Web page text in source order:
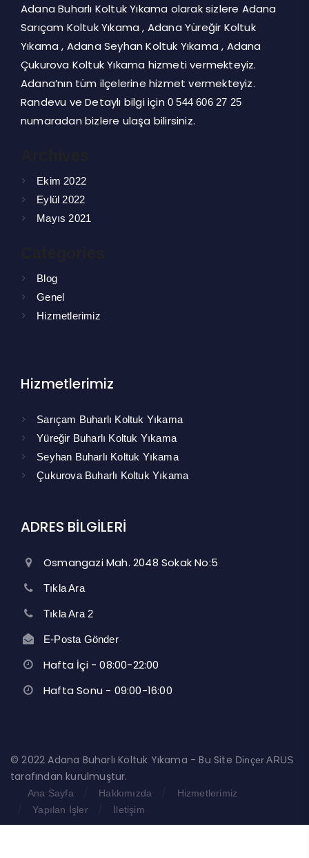
Adana Buharlı Koltuk Yıkama olarak sizlere Adana
Sarıçam Koltuk Yıkama , Adana Yüreğir Koltuk
Yıkama , Adana Seyhan Koltuk Yıkama , Adana
Çukurova Koltuk Yıkama hizmeti vermekteyiz.
Adana’nın tüm ilçelerine hizmet vermekteyiz.
Randevu ve Detaylı bilgi için 0 544 606 27 25
numaradan bizlere ulaşa bilirsiniz.
Ekim 2022
Eylül 2022
Mayıs 2021
Blog
Genel
Hizmetlerimiz
Hizmetlerimiz
Sarıçam Buharlı Koltuk Yıkama
Yüreğir Buharlı Koltuk Yıkama
Seyhan Buharlı Koltuk Yıkama
Çukurova Buharlı Koltuk Yıkama
ADRES BİLGİLERİ
Osmangazi Mah. 2048 Sokak No:5
Tıkla Ara
Tıkla Ara 2
E-Posta Gönder
Hafta İçi - 08:00-22:00
Hafta Sonu - 09:00-16:00
© 2022 Adana Buharlı Koltuk Yıkama - Bu Site Dinçer ARUS
tarafından kurulmuştur.
Ana Sayfa Hakkımızda
Hizmetlerimiz
Yapılan İşler
İletişim